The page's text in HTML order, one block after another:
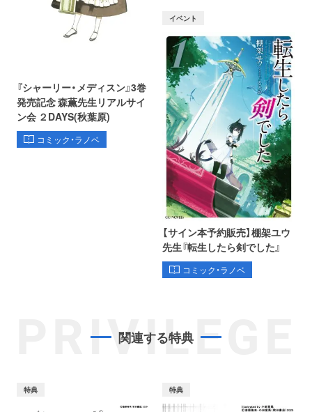
『シャーリー・メディスン』3巻
発売記念 森薫先生リアルサイ
ン会 ２DAYS(秋葉原)
コミック・ラノベ
イベント
【サイン本予約販売】棚架ユウ
先生『転生したら剣でした』
コミック・ラノベ
PRIVILEGE
関連する特典
特典 特典